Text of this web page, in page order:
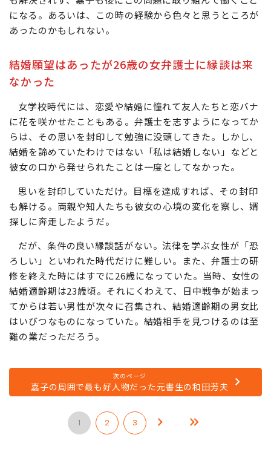
女性が仕事と家庭を両立させるのは難しい。多くの職業
婦人がその壁に阻まれ挫折している。それは現代になって
も解決されず、嘉子も後にこの問題に取り組んで働くこと
あったのかもしれない。
結婚願望はあったが26歳の女弁護士に縁談は来
なかった
女学校時代には、恋愛や結婚に憧れて友人たちと恋バナ
に花を咲かせたこともある。弁護士を志すようになってか
らは、その思いを封印して勉強に没頭してきた。しかし、
結婚を諦めていたわけではない「私は結婚しない」などと
彼女の口から発せられたことは一度としてなかった。
思いを封印していただけ。目標を達成すれば、その封印
も解ける。両親や知人たちも彼女の心境の変化を察し、婿
探しに奔走したようだ。
だが、条件の良い縁談話がない。法律を学ぶ女性が「恐
ろしい」といわれた時代だけに難しい。また、弁護士の研
修を終えた時にはすでに26歳になっていた。当時、女性の
結婚適齢期は23歳頃。それにくわえて、日中戦争が始まっ
てからは若い男性が次々に召集され、結婚適齢期の男女比
難の業だっただろう。
次のページ
嘉子の周囲で最も好人物だった元書生の和田芳夫